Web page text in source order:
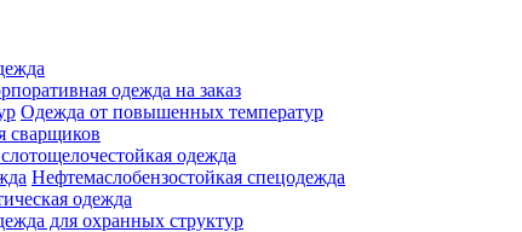
одежда на заказ
Одежда от повышенных температур
сварщиков
одежда
Нефтемаслобензостойкая спецодежда
одежда
для охранных структур